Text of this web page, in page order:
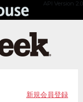
API Version 2.0
新規会員登録